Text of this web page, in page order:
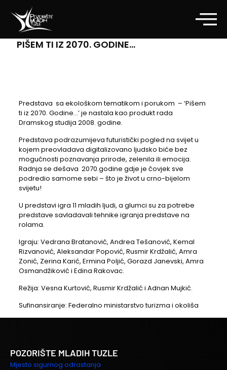
PIŠEM TI IZ 2070. GODINE…
Predstava sa ekološkom tematikom i porukom – ‘Pišem
ti iz 2070. Godine…’ je nastala kao produkt rada
Dramskog studija 2008. godine.
Predstava podrazumijeva futuristički pogled na svijet u
kojem preovladava digitalizovano ljudsko biće bez
mogućnosti poznavanja prirode, zelenila ili emocija.
Radnja se dešava 2070.godine gdje je čovjek sve
podredio samome sebi – što je život u crno-bijelom
svijetu!
U predstavi igra 11 mladih ljudi, a glumci su za potrebe
predstave savladavali tehnike igranja predstave na
rolama.
Igraju: Vedrana Bratanović, Andrea Tešanović, Kemal
Rizvanović, Aleksandar Popović, Rusmir Krdžalić, Amra
Zonić, Zerina Karić, Ermina Poljić, Gorazd Janevski, Amra
Osmandžiković i Edina Rakovac.
Režija: Vesna Kurtović, Rusmir Krdžalić i Adnan Mujkić.
Sufinansiranje: Federalno ministarstvo turizma i okoliša
POZORIŠTE MLADIH TUZLE
Mjesto sigurnog odrastanja